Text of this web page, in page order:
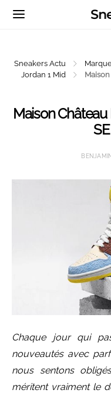
Sneakers Actu
Jordan 1 Mid
Maison Château
SE
BENJAMIN
Chaque jour qui
nouveautés avec
nous sentons
méritent vraiment le